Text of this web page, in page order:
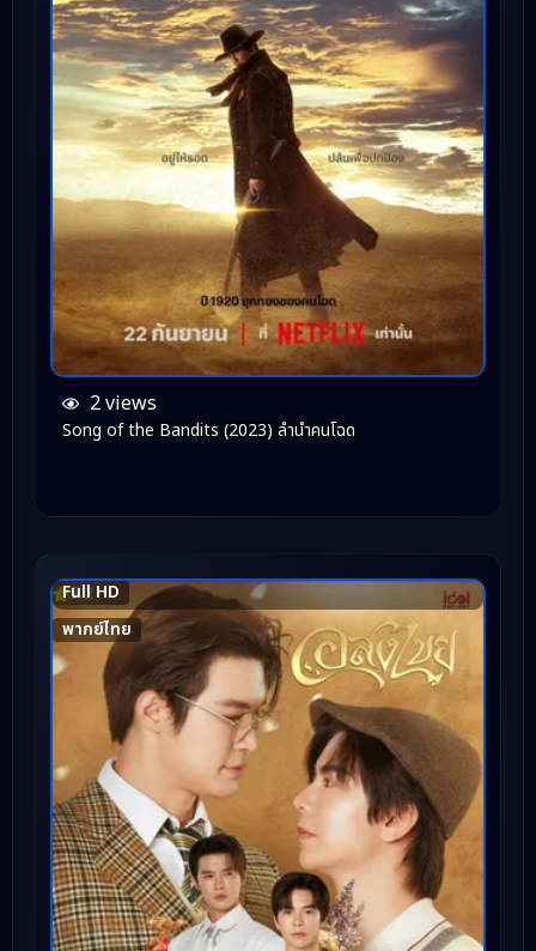
2 views
Song of the Bandits (2023) ลำนำคนโฉด
Full HD
พากย์ไทย
7.2